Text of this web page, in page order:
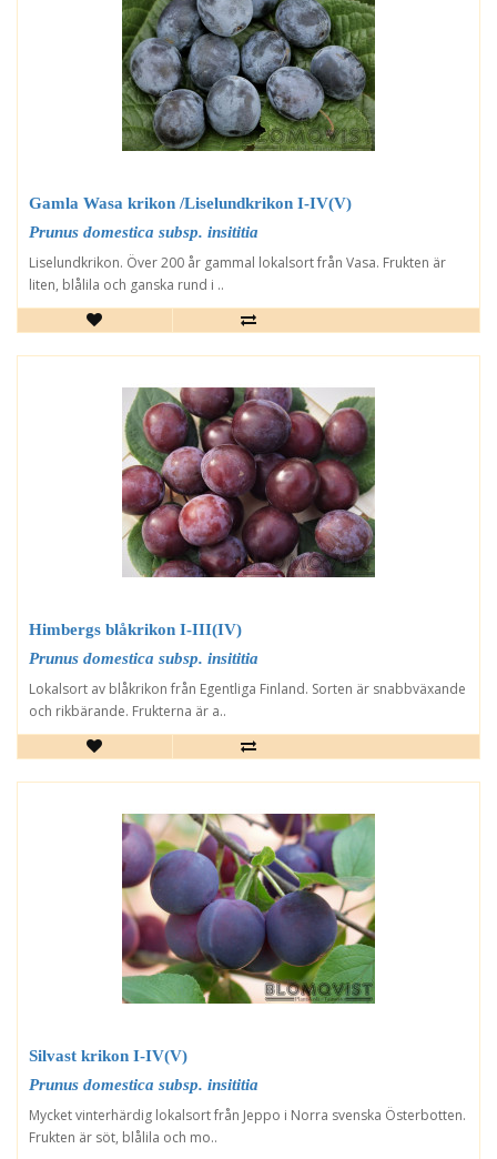
Gamla Wasa krikon /Liselundkrikon I-IV(V)
Prunus domestica subsp. insititia
Liselundkrikon. Över 200 år gammal lokalsort från Vasa. Frukten är
liten, blålila och ganska rund i ..
Himbergs blåkrikon I-III(IV)
Prunus domestica subsp. insititia
Lokalsort av blåkrikon från Egentliga Finland. Sorten är snabbväxande
och rikbärande. Frukterna är a..
Silvast krikon I-IV(V)
Prunus domestica subsp. insititia
Mycket vinterhärdig lokalsort från Jeppo i Norra svenska Österbotten.
Frukten är söt, blålila och mo..